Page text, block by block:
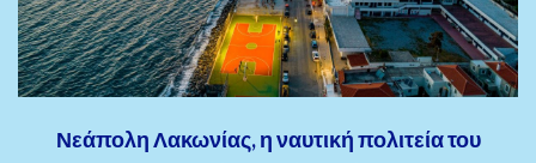
Νεάπολη Λακωνίας, η ναυτική πολιτεία του